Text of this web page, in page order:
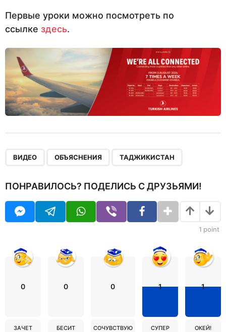
Первые уроки можно посмотреть по
ссылке здесь.
ВИДЕО ОБЪЯСНЕНИЯ ТАДЖИКИСТАН
ПОНРАВИЛОСЬ? ПОДЕЛИСЬ С ДРУЗЬЯМИ!
1 point
0
ЗАЧЕТ
0
БЕСИТ
0
СОЧУВСТВУЮ
1
СУПЕР
1
ОКЕЙ!